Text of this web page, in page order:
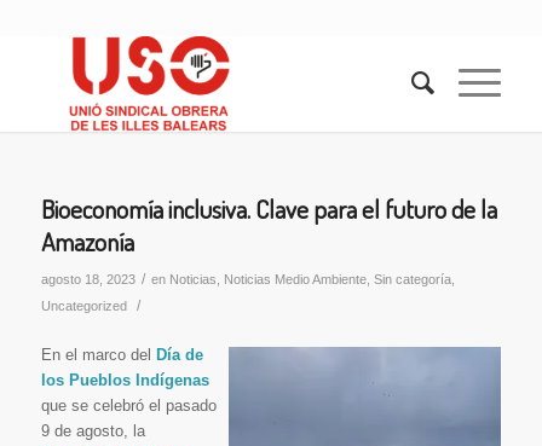
Bioeconomía inclusiva. Clave para el futuro de la
Amazonía
agosto 18, 2023 / en Noticias Noticias Medio Ambiente, Sin categoría,
Uncategorized
/
En el marco del Día de
los Pueblos Indígenas
que se celebró el pasado
9 de agosto, la